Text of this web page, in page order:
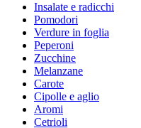
Insalate e radicchi
Pomodori
Verdure in foglia
Peperoni
Zucchine
Melanzane
Carote
Cipolle e aglio
Aromi
Cetrioli